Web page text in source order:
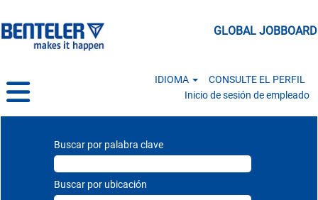
GLOBAL JOBBOARD
IDIOMA
CONSULTE EL PERFIL
Inicio de sesión de empleado
Buscar por palabra clave
Buscar por ubicación